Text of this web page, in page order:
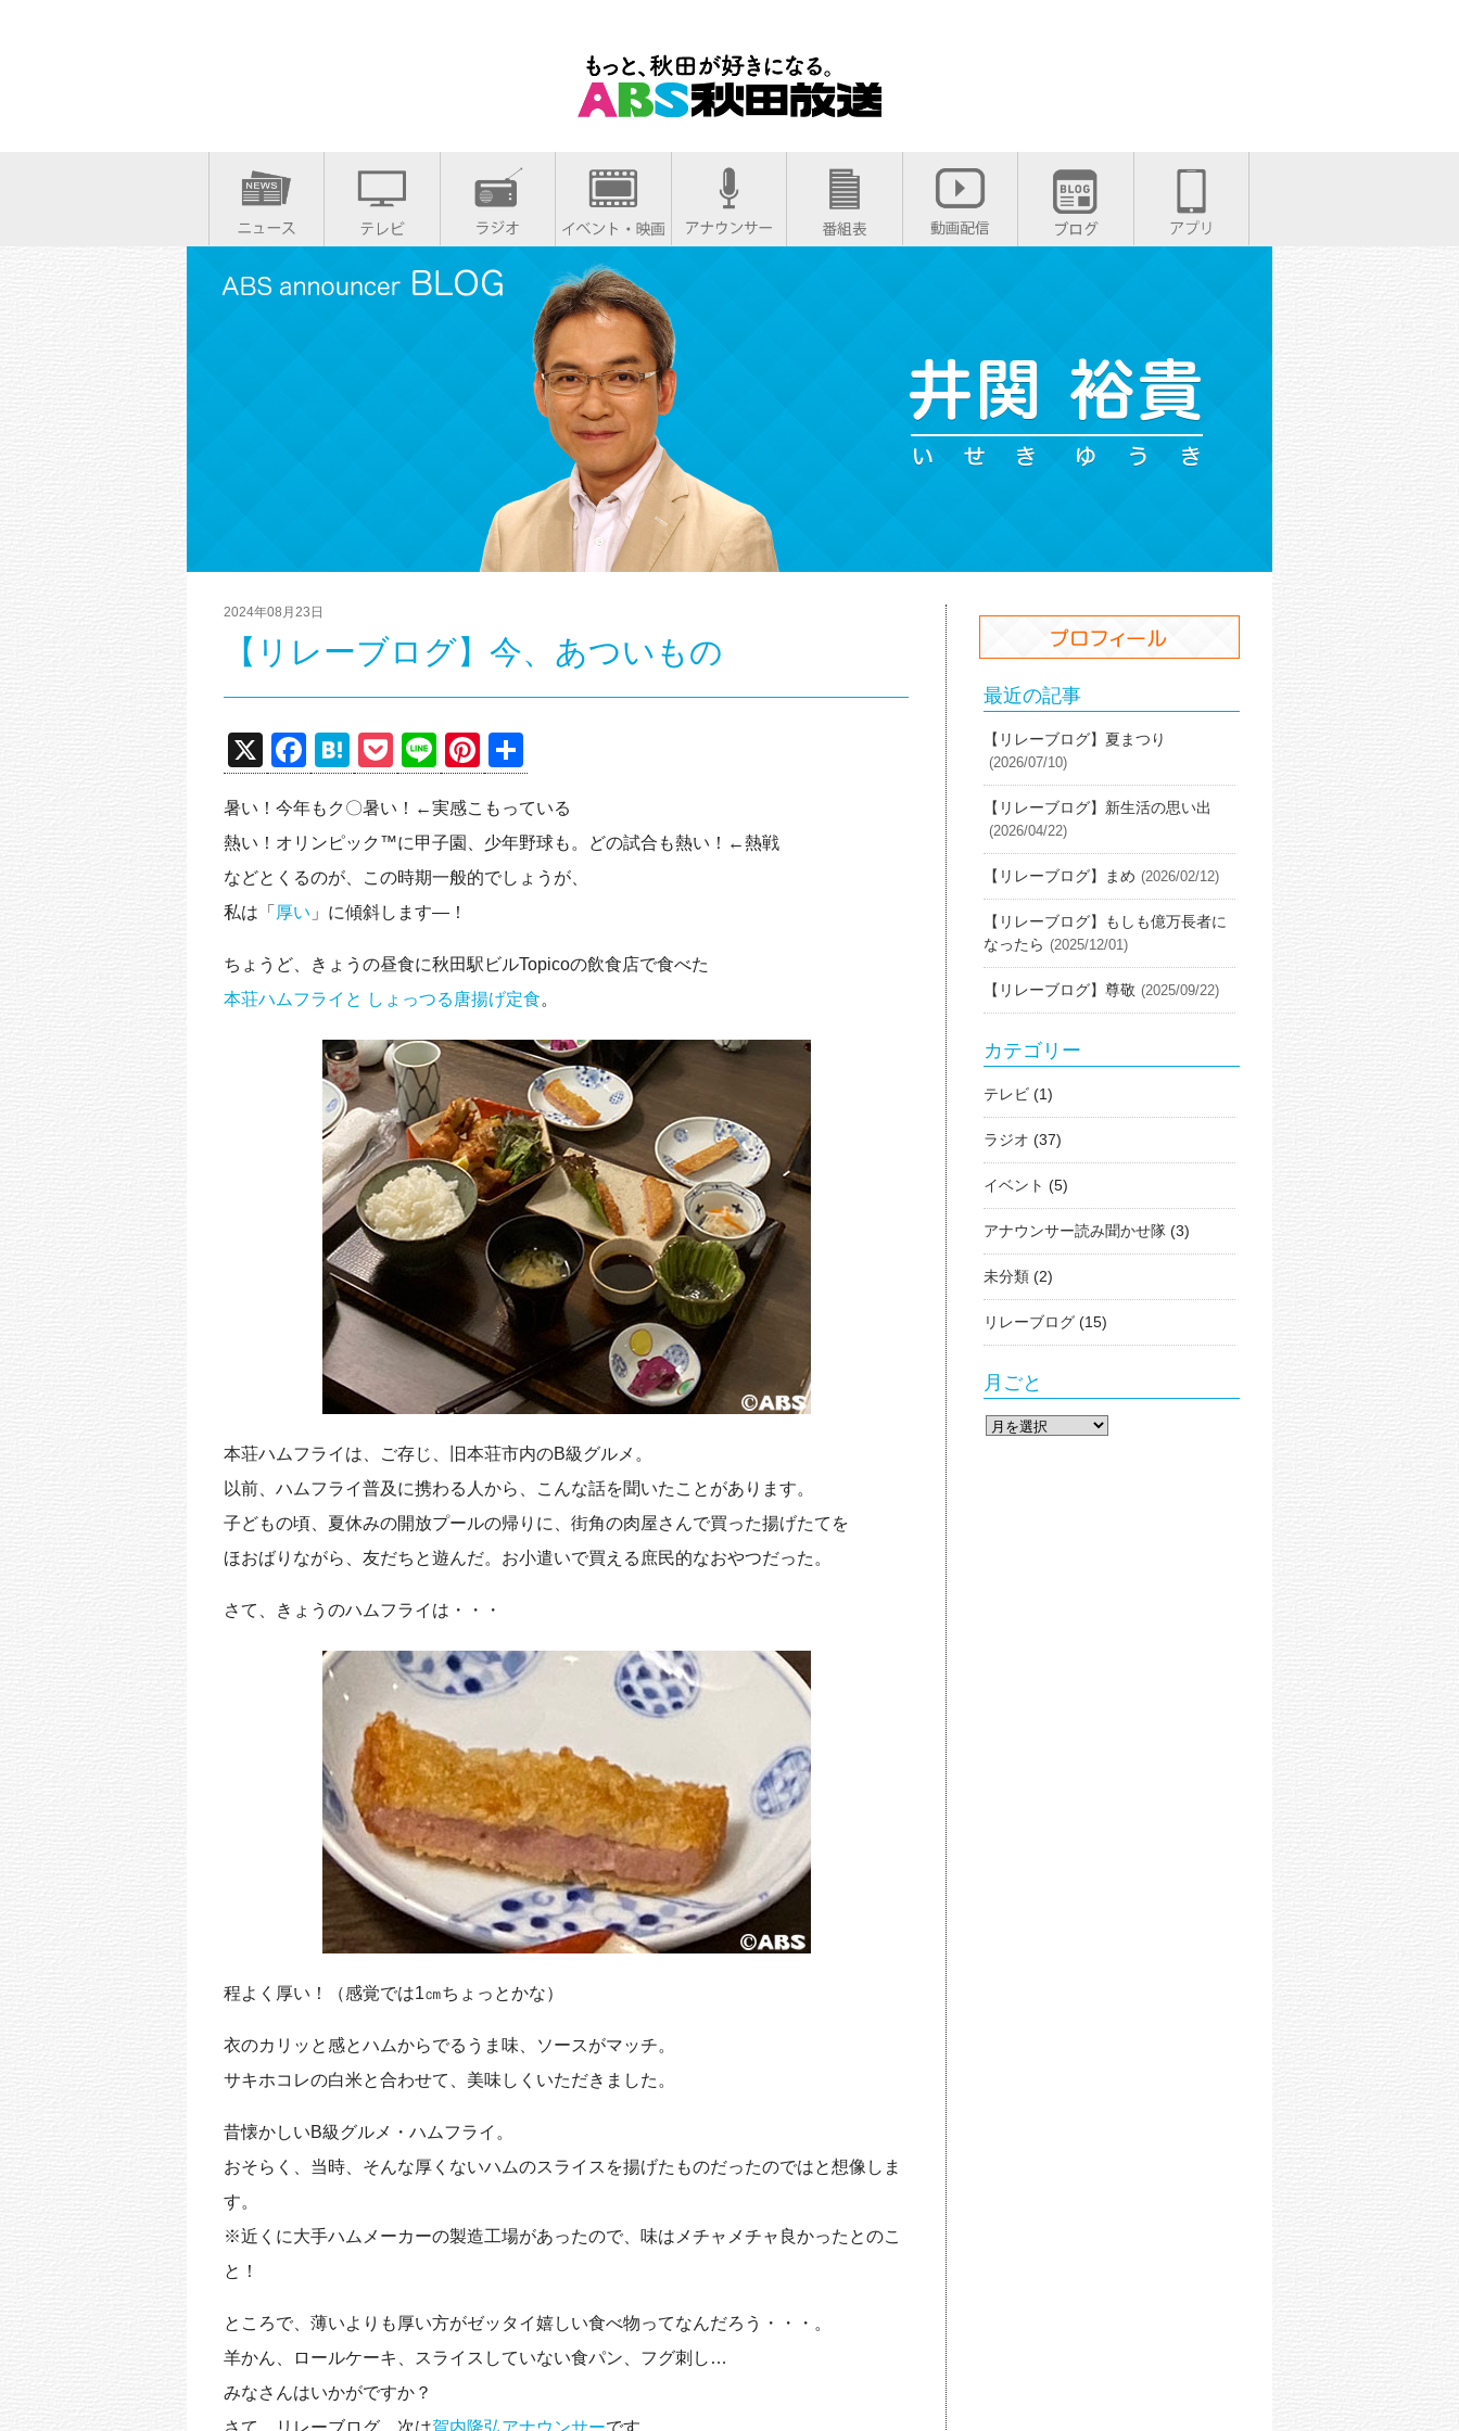
2024年08月23日
【リレーブログ】今、あついもの
X
F
a
c
e
b
o
o
k
H
at
e
n
a
P
o
ck
et
Li
n
e
Pi
nt
er
e
st
有
暑い！今年もク〇暑い！←実感こもっている
熱い！オリンピック™に甲子園、少年野球も。どの試合も熱い！←熱戦
などとくるのが、この時期一般的でしょうが、
私は「 厚い 」に傾斜します―！
ちょうど、きょうの昼食に秋田駅ビルTopicoの飲食店で食べた
本荘ハムフライと しょっつる唐揚げ定食。
本荘ハムフライは、ご存じ、旧本荘市内のB級グルメ。
以前、ハムフライ普及に携わる人から、こんな話を聞いたことがあります。
子どもの頃、夏休みの開放プールの帰りに、街角の肉屋さんで買った揚げたてを
ほおばりながら、友だちと遊んだ。お小遣いで買える庶民的なおやつだった。
さて、きょうのハムフライは・・・
程よく厚い！（感覚では1㎝ちょっとかな）
衣のカリッと感とハムからでるうま味、ソースがマッチ。
サキホコレの白米と合わせて、美味しくいただきました。
昔懐かしいB級グルメ・ハムフライ。
おそらく、当時、そんな厚くないハムのスライスを揚げたものだったのではと想像しま
す。
※近くに大手ハムメーカーの製造工場があったので、味はメチャメチャ良かったとのこ
と！
ところで、薄いよりも厚い方がゼッタイ嬉しい食べ物ってなんだろう・・・。
羊かん、ロールケーキ、スライスしていない食パン、フグ刺し…
みなさんはいかがですか？
さて、リレーブログ。次は賀内隆弘アナウンサーです。
最近の記事
【リレーブログ】夏まつり
(2026/07/10)
【リレーブログ】新生活の思い出
(2026/04/22)
【リレーブログ】まめ (2026/02/12)
【リレーブログ】もしも億万長者に
なったら (2025/12/01)
【リレーブログ】尊敬 (2025/09/22)
カテゴリー
テレビ (1)
ラジオ (37)
イベント (5)
アナウンサー読み聞かせ隊 (3)
未分類 (2)
リレーブログ (15)
月ごと